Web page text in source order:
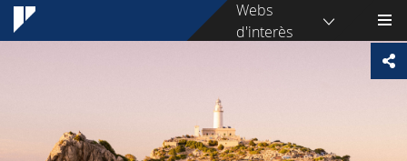
Webs
d'interès